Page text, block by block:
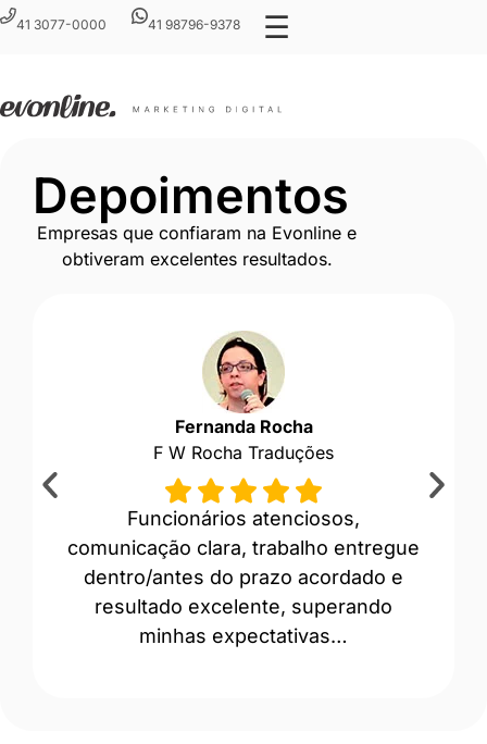
41 3077-0000 41 98796-9378 ☰
Depoimentos
Empresas que confiaram na Evonline e
obtiveram excelentes resultados.
Fernanda Rocha
F W Rocha Traduções
Funcionários atenciosos,
comunicação clara, trabalho entregue
dentro/antes do prazo acordado e
resultado excelente, superando
minhas expectativas…